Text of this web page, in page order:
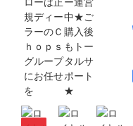
中★ご
購入後
もトー
タルサ
ポート
★